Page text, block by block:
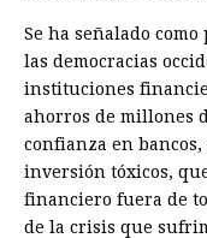
Se ha señalado
las democracias
instituciones
ahorros de millones
confianza en bancos,
inversión tóxicos,
financiero fuera de
de la crisis que